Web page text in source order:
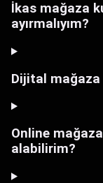
İkas mağaza
ayırmalıyım?
Dijital mağaza
Online
alabilirim?